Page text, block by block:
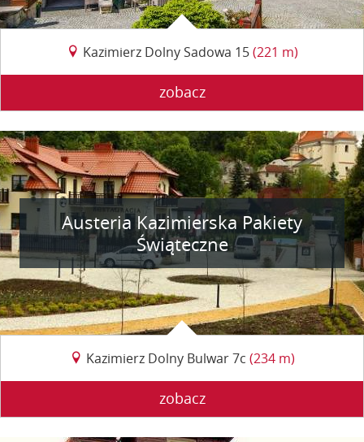
Kazimierz Dolny Sadowa 15(221 m)
zobacz
Austeria Kazimierska Pakiety
Świąteczne
Kazimierz Dolny Bulwar 7c (234 m)
zobacz